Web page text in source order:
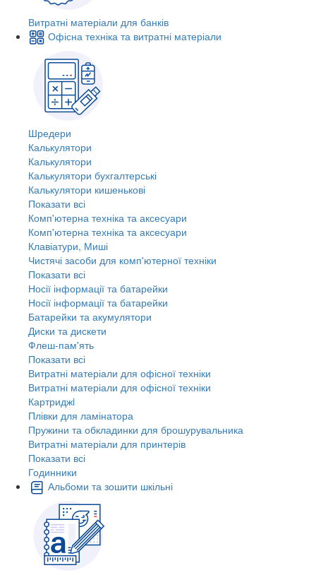
Витратні матеріали для банків
Офісна техніка та витратні матеріали
Шредери
Калькулятори
Калькулятори
Калькулятори бухгалтерські
Калькулятори кишенькові
Показати всі
Комп'ютерна техніка та аксесуари
Комп'ютерна техніка та аксесуари
Клавіатури, Миші
Чистячі засоби для комп'ютерної техніки
Показати всі
Носії інформації та батарейки
Носії інформації та батарейки
Батарейки та акумулятори
Диски та дискети
Флеш-пам'ять
Показати всі
Витратні матеріали для офісної техніки
Витратні матеріали для офісної техніки
Картриджi
Плівки для ламінатора
Пружини та обкладинки для брошурувальника
Витратні матеріали для принтерів
Показати всі
Годинники
Альбоми та зошити шкільні